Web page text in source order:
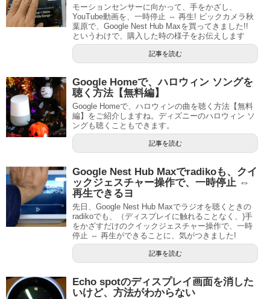
モーションセンサーに向かって、手をかざし、
YouTube動画を、一時停止 ⇔ 再生! ビックカメラ秋
葉原で、Google Nest Hub Maxを買ってきました!!
というわけで、購入した時の様子をお伝えします
記事を読む
Google Homeで、ハロウィン ソングを
聴く方法【無料編】
Google Homeで、ハロウィンの曲を聴く方法【無料
編】をご紹介しますね。ディズニーのハロウィン ソ
ングも聴くこともできます。
記事を読む
Google Nest Hub Maxでradikoも、クイ
ックジェスチャー操作で、一時停止 ⇔
再生できるヨ
先日、Google Nest Hub Maxでラジオを聴くときの
radikoでも、（ディスプレイに触れることなく、)手
をかざすだけのクイックジェスチャー操作で、一時
停止 ⇔ 再生ができることに、気がつきました!
記事を読む
Echo spotのディスプレイ画面を消した
いけど、方法がわからない